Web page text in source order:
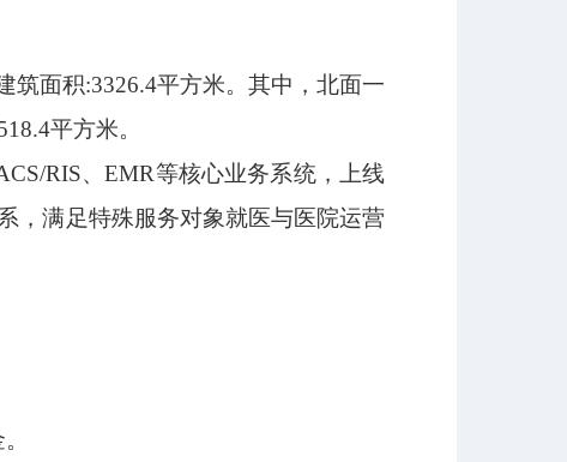
筑面积:3326.4平方米。其中，北面一
平方米。
RIS、EMR等核心业务系统，上线
，满足特殊服务对象就医与医院运营